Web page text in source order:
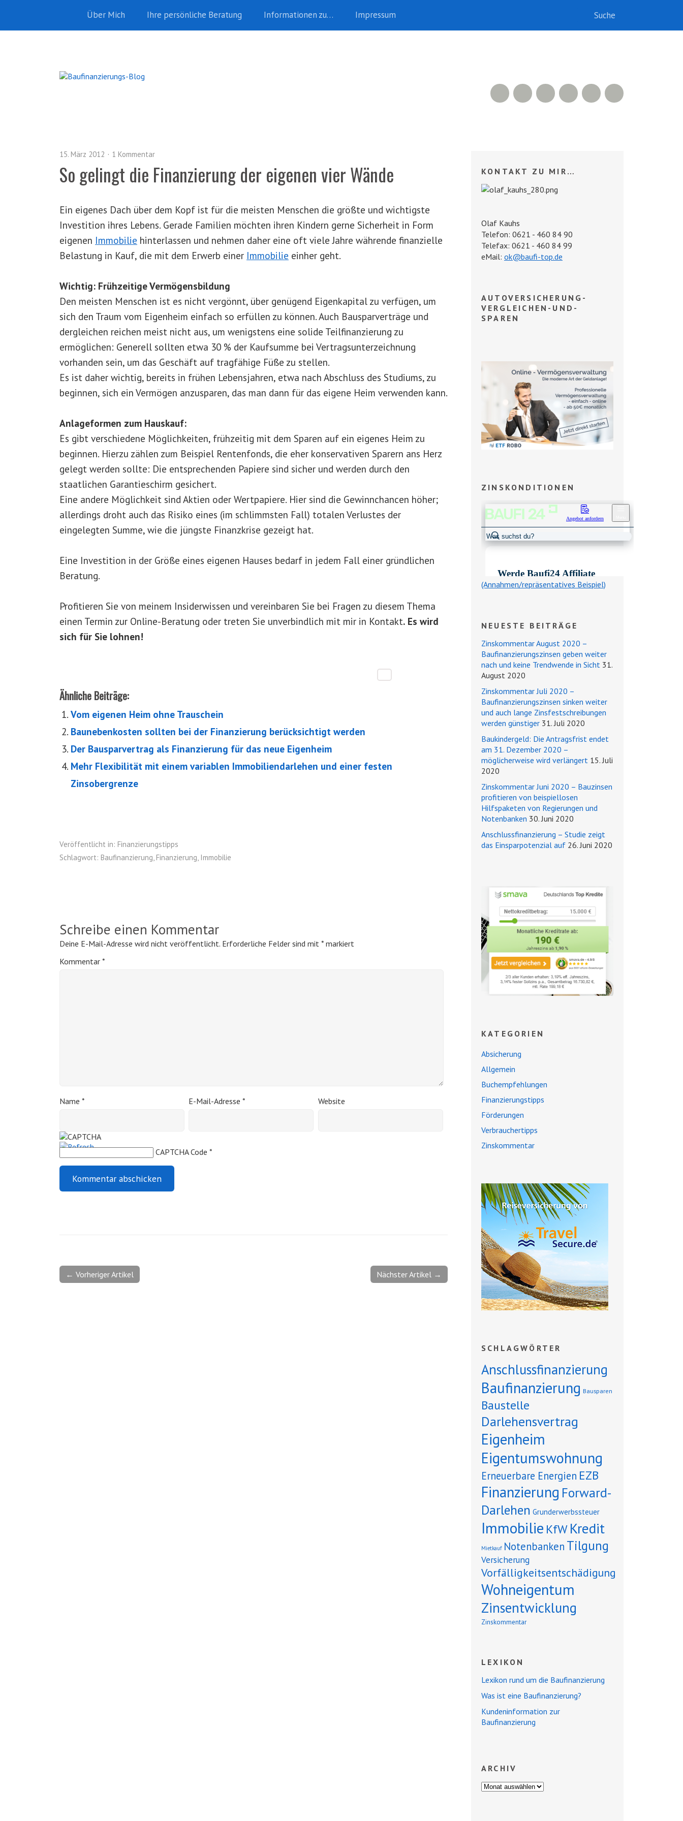
Über Mich Ihre persönliche Beratung Informationen zu… Impressum
Facebook
500px
LinkedIn
Xing
RSS Feed
15. März 2012 1 Kommentar
So gelingt die Finanzierung der eigenen vier Wände
Ein eigenes Dach über dem Kopf ist für die meisten Menschen die größte und wichtigste
Investition ihres Lebens. Gerade Familien möchten ihren Kindern gerne Sicherheit in Form
eigenen Immobilie hinterlassen und nehmen daher eine oft viele Jahre währende finanzielle
Belastung in Kauf, die mit dem Erwerb einer Immobilie einher geht.
Wichtig: Frühzeitige Vermögensbildung
Den meisten Menschen ist es nicht vergönnt, über genügend Eigenkapital zu verfügen, um
sich den Traum vom Eigenheim einfach so erfüllen zu können. Auch Bausparverträge und
dergleichen reichen meist nicht aus, um wenigstens eine solide Teilfinanzierung zu
ermöglichen: Generell sollten etwa 30 % der Kaufsumme bei Vertragsunterzeichnung
vorhanden sein, um das Geschäft auf tragfähige Füße zu stellen.
Es ist daher wichtig, bereits in frühen Lebensjahren, etwa nach Abschluss des Studiums, zu
beginnen, sich ein Vermögen anzusparen, das man dann für das eigene Heim verwenden kann.
Anlageformen zum Hauskauf:
Es gibt verschiedene Möglichkeiten, frühzeitig mit dem Sparen auf ein eigenes Heim zu
beginnen. Hierzu zählen zum Beispiel Rentenfonds, die eher konservativen Sparern ans Herz
gelegt werden sollte: Die entsprechenden Papiere sind sicher und werden durch den
staatlichen Garantieschirm gesichert.
Eine andere Möglichkeit sind Aktien oder Wertpapiere. Hier sind die Gewinnchancen höher;
allerdings droht auch das Risiko eines (im schlimmsten Fall) totalen Verlustes der
eingelegten Summe, wie die jüngste Finanzkrise gezeigt hat.
Eine Investition in der Größe eines eigenen Hauses bedarf in jedem Fall einer gründlichen
Beratung.
Profitieren Sie von meinem Insiderwissen und vereinbaren Sie bei Fragen zu diesem Thema
einen Termin zur Online-Beratung oder treten Sie unverbindlich mit mir in Kontakt. Es wird
sich für Sie lohnen!
Ähnliche Beiträge:
Vom eigenen Heim ohne Trauschein
Baunebenkosten sollten bei der Finanzierung berücksichtigt werden
Der Bausparvertrag als Finanzierung für das neue Eigenheim
Mehr Flexibilität mit einem variablen Immobiliendarlehen und einer festen
Zinsobergrenze
Veröffentlicht in: Finanzierungstipps
Schlagwort: Baufinanzierung, Finanzierung, Immobilie
Schreibe einen Kommentar
Deine E-Mail-Adresse wird nicht veröffentlicht. Erforderliche Felder sind mit * markiert
Kommentar *
Name * E-Mail-Adresse* Website
CAPTCHA Code *
Nächster Artikel →
← Vorheriger Artikel
KONTAKT ZU MIR…
Olaf Kauhs
Telefon: 0621 - 460 84 90
Telefax: 0621 - 460 84 99
eMail: ok@baufi-top.de
AUTOVERSICHERUNG-
VERGLEICHEN-UND-
SPAREN
ZINSKONDITIONEN
(Annahmen/repräsentatives Beispiel)
NEUESTE BEITRÄGE
Zinskommentar August 2020 –
Baufinanzierungszinsen geben weiter
nach und keine Trendwende in Sicht 31.
August 2020
Zinskommentar Juli 2020 –
Baufinanzierungszinsen sinken weiter
und auch lange Zinsfestschreibungen
werden günstiger 31. Juli 2020
Baukindergeld: Die Antragsfrist endet
am 31. Dezember 2020 –
möglicherweise wird verlängert 15. Juli
2020
Zinskommentar Juni 2020 – Bauzinsen
profitieren von beispiellosen
Hilfspaketen von Regierungen und
Notenbanken 30. Juni 2020
Anschlussfinanzierung – Studie zeigt
das Einsparpotenzial auf 26. Juni 2020
KATEGORIEN
Absicherung
Allgemein
Buchempfehlungen
Finanzierungstipps
Förderungen
Verbrauchertipps
Zinskommentar
SCHLAGWÖRTER
Anschlussfinanzierung
Baufinanzierung Bausparen
Baustelle
Darlehensvertrag
Eigenheim
Eigentumswohnung
Erneuerbare Energien EZB
Finanzierung Forward-
Darlehen Grunderwerbssteuer
Immobilie KfWKredit
Mietkauf Notenbanken Tilgung
Versicherung
Vorfälligkeitsentschädigung
Wohneigentum
Zinsentwicklung
Zinskommentar
LEXIKON
Lexikon rund um die Baufinanzierung
Was ist eine Baufinanzierung?
Kundeninformation zur
Baufinanzierung
ARCHIV